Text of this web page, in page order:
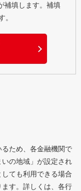
補填します。補填
。
ため、各金融機関で
の地域」が設定され
ても利用できる場合
す。詳しくは、各行